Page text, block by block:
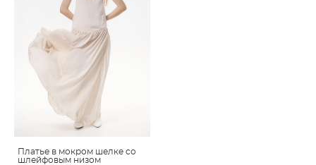
Платье в мокром шелке со
шлейфовым низом